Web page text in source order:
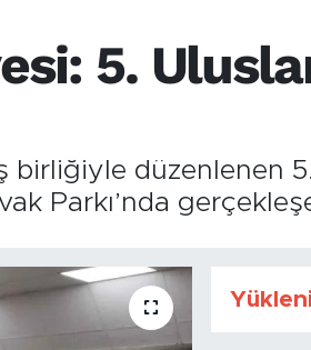
BİST100
13.703
%0
5.
birliğiyle düzenlenen
Parkı’nda